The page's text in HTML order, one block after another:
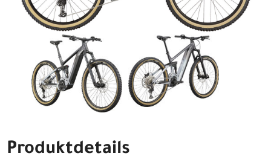
Produktdetails